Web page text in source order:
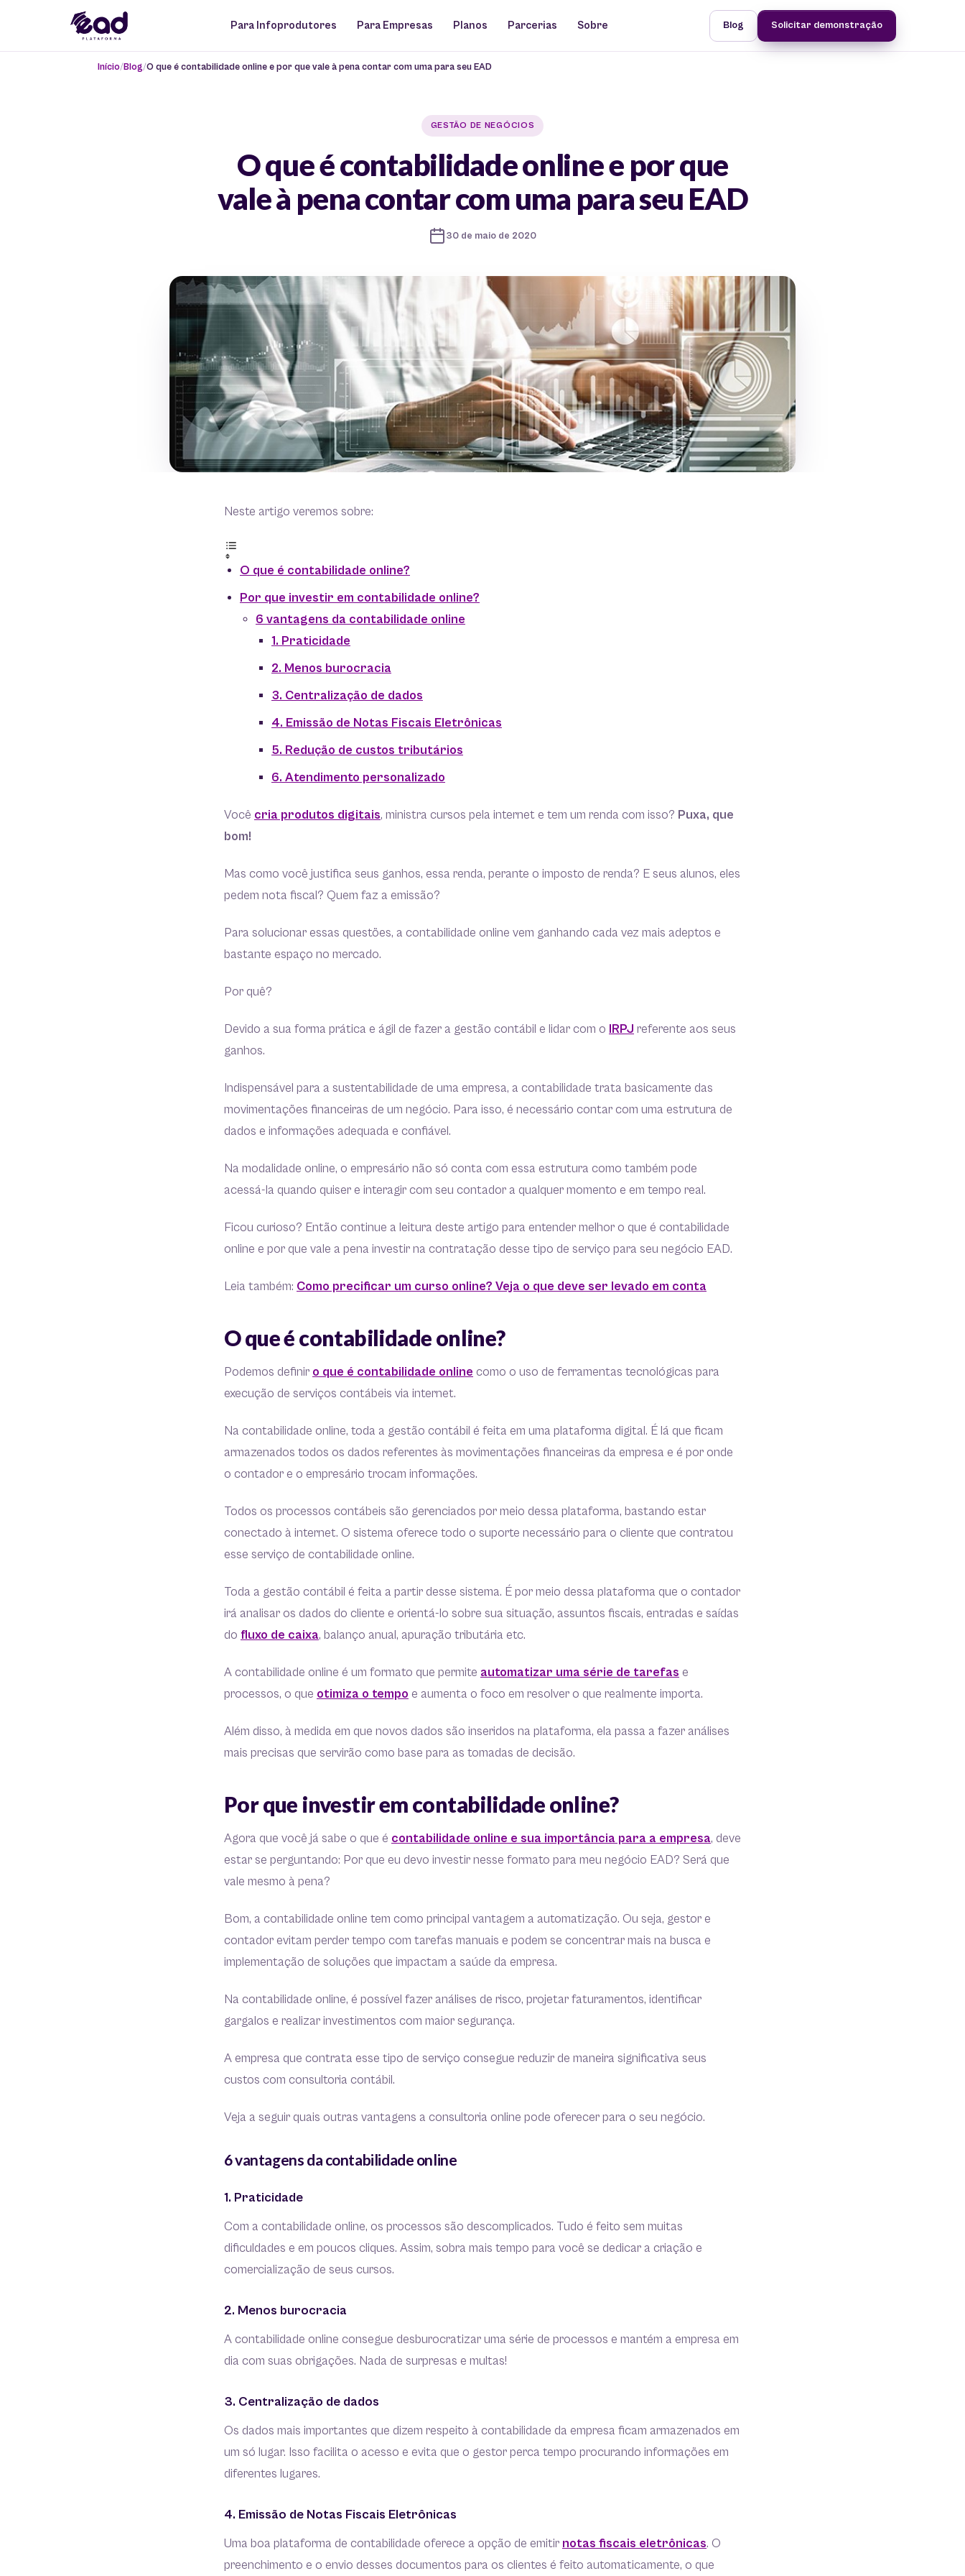
Para Infoprodutores Para Empresas Planos Parcerias Sobre Blog Solicitar demonstração
Início Blog O que é contabilidade online e por que vale à pena contar com uma para seu EAD
GESTÃO DE NEGÓCIOS
O que é contabilidade online e por que
vale à pena contar com uma para seu EAD
30 de maio de 2020
Neste artigo veremos sobre:
O que é contabilidade online?
Por que investir em contabilidade online?
6 vantagens da contabilidade online
1. Praticidade
2. Menos burocracia
3. Centralização de dados
4. Emissão de Notas Fiscais Eletrônicas
5. Redução de custos tributários
6. Atendimento personalizado
Você cria produtos digitais, ministra cursos pela internet e tem um renda com isso? Puxa, que
bom!
Mas como você justifica seus ganhos, essa renda, perante o imposto de renda? E seus alunos, eles
pedem nota fiscal? Quem faz a emissão?
Para solucionar essas questões, a contabilidade online vem ganhando cada vez mais adeptos e
bastante espaço no mercado.
Por quê?
Devido a sua forma prática e ágil de fazer a gestão contábil e lidar com o IRPJ referente aos seus
ganhos.
Indispensável para a sustentabilidade de uma empresa, a contabilidade trata basicamente das
movimentações financeiras de um negócio. Para isso, é necessário contar com uma estrutura de
dados e informações adequada e confiável.
Na modalidade online, o empresário não só conta com essa estrutura como também pode
acessá-la quando quiser e interagir com seu contador a qualquer momento e em tempo real.
Ficou curioso? Então continue a leitura deste artigo para entender melhor o que é contabilidade
online e por que vale a pena investir na contratação desse tipo de serviço para seu negócio EAD.
Leia também: Como precificar um curso online? Veja o que deve ser levado em conta
O que é contabilidade online?
Podemos definir o que é contabilidade online como o uso de ferramentas tecnológicas para
execução de serviços contábeis via internet.
Na contabilidade online, toda a gestão contábil é feita em uma plataforma digital. É lá que ficam
armazenados todos os dados referentes às movimentações financeiras da empresa e é por onde
o contador e o empresário trocam informações.
Todos os processos contábeis são gerenciados por meio dessa plataforma, bastando estar
conectado à internet. O sistema oferece todo o suporte necessário para o cliente que contratou
esse serviço de contabilidade online.
Toda a gestão contábil é feita a partir desse sistema. É por meio dessa plataforma que o contador
irá analisar os dados do cliente e orientá-lo sobre sua situação, assuntos fiscais, entradas e saídas
do fluxo de caixa, balanço anual, apuração tributária etc.
A contabilidade online é um formato que permite automatizar uma série de tarefas e
processos, o que otimiza o tempo e aumenta o foco em resolver o que realmente importa.
Além disso, à medida em que novos dados são inseridos na plataforma, ela passa a fazer análises
mais precisas que servirão como base para as tomadas de decisão.
Por que investir em contabilidade online?
Agora que você já sabe o que é contabilidade online e sua importância para a empresa, deve
estar se perguntando: Por que eu devo investir nesse formato para meu negócio EAD? Será que
vale mesmo à pena?
Bom, a contabilidade online tem como principal vantagem a automatização. Ou seja, gestor e
contador evitam perder tempo com tarefas manuais e podem se concentrar mais na busca e
implementação de soluções que impactam a saúde da empresa.
Na contabilidade online, é possível fazer análises de risco, projetar faturamentos, identificar
gargalos e realizar investimentos com maior segurança.
A empresa que contrata esse tipo de serviço consegue reduzir de maneira significativa seus
custos com consultoria contábil.
Veja a seguir quais outras vantagens a consultoria online pode oferecer para o seu negócio.
6 vantagens da contabilidade online
1. Praticidade
Com a contabilidade online, os processos são descomplicados. Tudo é feito sem muitas
dificuldades e em poucos cliques. Assim, sobra mais tempo para você se dedicar a criação e
comercialização de seus cursos.
2. Menos burocracia
A contabilidade online consegue desburocratizar uma série de processos e mantém a empresa em
dia com suas obrigações. Nada de surpresas e multas!
3. Centralização de dados
Os dados mais importantes que dizem respeito à contabilidade da empresa ficam armazenados em
um só lugar. Isso facilita o acesso e evita que o gestor perca tempo procurando informações em
diferentes lugares.
4. Emissão de Notas Fiscais Eletrônicas
Uma boa plataforma de contabilidade oferece a opção de emitir notas fiscais eletrônicas. O
preenchimento e o envio desses documentos para os clientes é feito automaticamente, o que